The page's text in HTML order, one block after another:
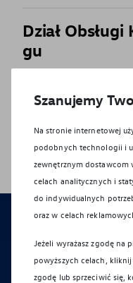
Dział
gu
Recepcja
Oferta
Szanujemy
Na stronie internetowej
podobnych technologii i
zewnętrznym dostawcom
celach analitycznych i
do indywidualnych
oraz w celach
Jeżeli wyrażasz zgodę na
powyższych celach, kliknij
zgodę lub sprzeciwić się,